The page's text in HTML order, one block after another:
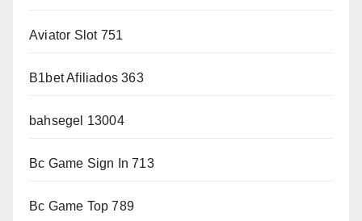
Aviator Slot 751
B1bet Afiliados 363
bahsegel 13004
Bc Game Sign In 713
Bc Game Top 789